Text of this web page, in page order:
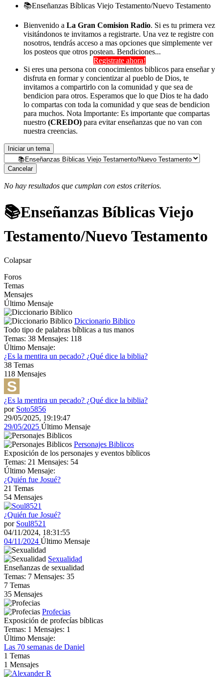
📚Enseñanzas Bíblicas Viejo Testamento/Nuevo Testamento
Bienvenido a La Gran Comision Radio. Si es tu primera vez
visitándonos te invitamos a registrarte. Una vez te registre con
nosotros, tendrás acceso a mas opciones que simplemente ver
los posteos que otros postean. Bendiciones...
Registrate ahora!
Si eres una persona con conocimientos biblicos para enseñar y
disfruta en formar y concientizar al pueblo de Dios, te
invitamos a compartirlo con la comunidad y que sea de
bendicion para otros. Esperamos que lo que Dios te ha dado
lo compartas con toda la comunidad y que seas de bendicion
para muchos. Nota Importante: Es importante que compartas
nuestro (CREDO) para evitar enseñanzas que no van con
nuestra creencias.
Iniciar un tema
Cancelar
No hay resultados que cumplan con estos criterios.
📚Enseñanzas Bíblicas Viejo
Testamento/Nuevo Testamento
Colapsar
Foros
Temas
Mensajes
Último Mensaje
Diccionario Biblico
Todo tipo de palabras bíblicas a tus manos
Temas: 38 Mensajes: 118
Último Mensaje:
¿Es la mentira un pecado? ¿Qué dice la biblia?
38 Temas
118 Mensajes
¿Es la mentira un pecado? ¿Qué dice la biblia?
por Soto5856
29/05/2025, 19:19:47
29/05/2025 Último Mensaje
Personajes Biblicos
Exposición de los personajes y eventos bíblicos
Temas: 21 Mensajes: 54
Último Mensaje:
¿Quién fue Josué?
21 Temas
54 Mensajes
¿Quién fue Josué?
por Soul8521
04/11/2024, 18:31:55
04/11/2024 Último Mensaje
Sexualidad
Enseñanzas de sexualidad
Temas: 7 Mensajes: 35
7 Temas
35 Mensajes
Profecias
Exposición de profecías bíblicas
Temas: 1 Mensajes: 1
Último Mensaje:
Las 70 semanas de Daniel
1 Temas
1 Mensajes